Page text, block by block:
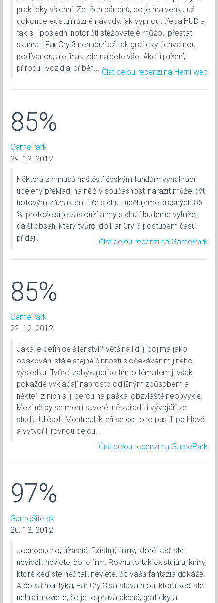
prakticky všichni. Ze těch pár dnů, co je hra venku už
dokonce existují různé návody, jak vypnout třeba HUD a
tak si i poslední notoričtí stěžovatelé můžou přestat
skuhrat. Far Cry 3 nenabízí až tak graficky úchvatnou
podívanou, ale jinak zde najdete vše. Akci i plížení,
přírodu i vozidla, příběh...
Číst celou recenzi na Herní web
85%
GamePark
29. 12. 2012
Některá z mínusů naštěstí českým fandům vynahradí
ucelený překlad, na nějž v současnosti narazit může být
hotovým zázrakem. Hře s chutí udělujeme krásných 85
%, protože si je zaslouží a my s chutí budeme vyhlížet
další obsah, který tvůrci do Far Cry 3 postupem času
přidají.
Číst celou recenzi na GamePark
85%
GamePark
22. 12. 2012
Jaká je definice šílenství? Většina lidí ji pojímá jako
opakování stále stejné činnosti s očekáváním jiného
výsledku. Tvůrci zabývající se tímto tématem ji však
pokaždé vykládají naprosto odlišným způsobem a
někteří z nich si ji berou na paškál obzvláště neobvykle.
Mezi ně by se mohli suverénně zařadit i vývojáři ze
studia Ubisoft Montreal, kteří se do toho pustili po hlavě
a vytvořili rovnou celou...
Číst celou recenzi na GamePark
97%
GameSite.sk
20. 12. 2012
Jednoducho, úžasná. Existujú filmy, ktoré keď ste
nevideli, neviete, čo je film. Rovnako tak existujú aj knihy,
ktoré keď ste nečítali, neviete, čo vaša fantázia dokáže.
A čo sa hier týka, Far Cry 3 sa stáva hrou, ktorú keď ste
nehrali, neviete, čo je to pravá akčná, graficky a